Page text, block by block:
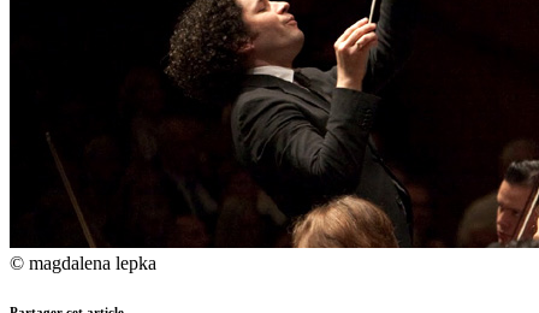
© magdalena lepka